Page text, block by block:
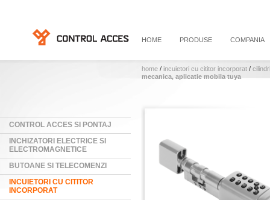
HOME PRODUSE COMPANIA
home / incuietori cu cititor incorporat /
mecanica, aplicatie mobila tuya
CONTROL ACCES SI PONTAJ
INCHIZATORI ELECTRICE SI
ELECTROMAGNETICE
BUTOANE SI TELECOMENZI
INCUIETORI CU CITITOR
INCORPORAT